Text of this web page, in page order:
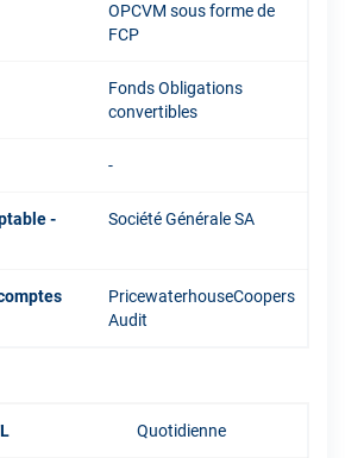
OPCVM sous forme de
FCP
Fonds Obligations
convertibles
-
-
Société Générale SA
PricewaterhouseCoopers
Audit
Quotidienne